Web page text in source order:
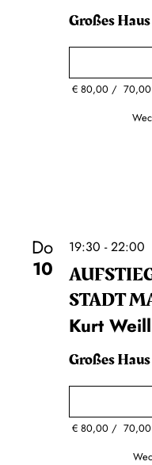
Großes Haus
€80,00 70,00
Do
10
19:30 - 22:00
STADT
Kurt Weill
Großes Haus
€80,00 70,00